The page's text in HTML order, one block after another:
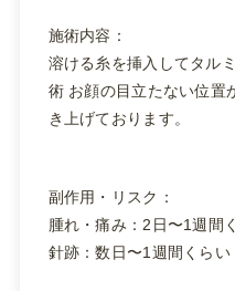
施術内容：
溶ける糸を挿入してタル
術 お顔の目立たない位置
き上げております。
副作用・リスク：
腫れ・痛み：2日〜1週間
針跡：数日〜1週間くらい